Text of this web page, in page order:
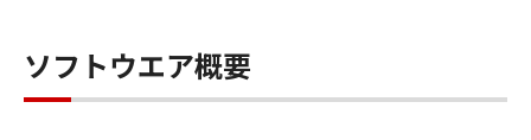
きます。
ソフトウエア概要